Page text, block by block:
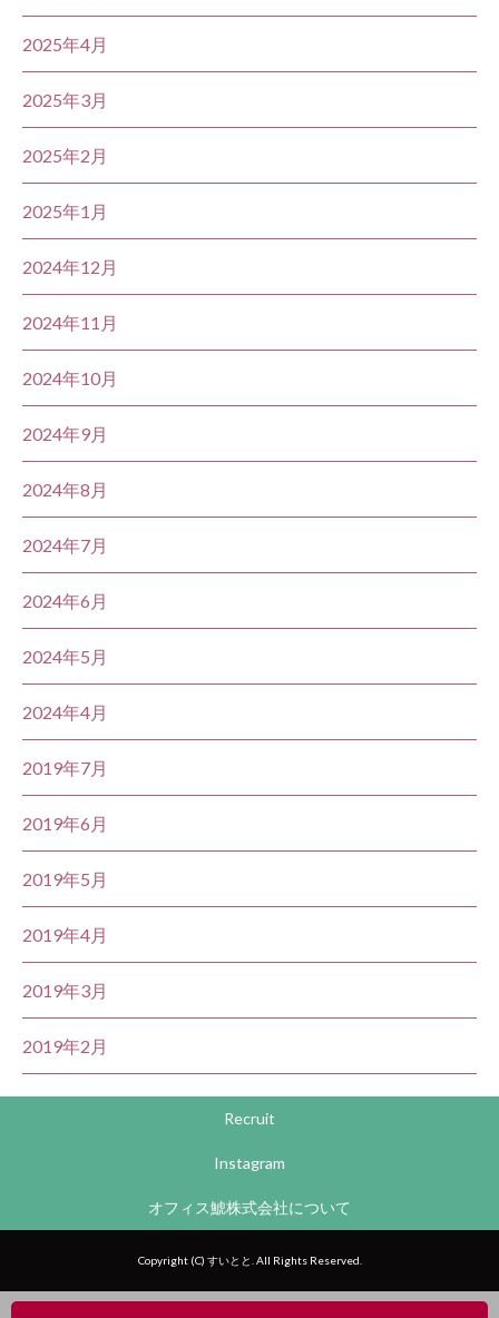
2025年4月
2025年3月
2025年2月
2025年1月
2024年12月
2024年11月
2024年10月
2024年9月
2024年8月
2024年7月
2024年6月
2024年5月
2024年4月
2019年7月
2019年6月
2019年5月
2019年4月
2019年3月
2019年2月
Recruit
Instagram
オフィス鯱株式会社について
Copyright (C) すいとと. All Rights Reserved.